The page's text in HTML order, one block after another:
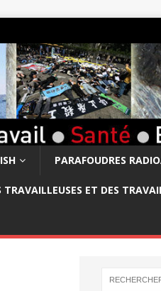
PARAFOUDRES
TRAVAILLEUSES ET DES